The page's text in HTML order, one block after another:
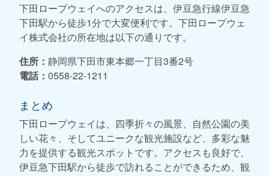
下田ロープウェイへのアクセスは、伊豆急行線伊豆急
下田駅から徒歩1分で大変便利です。下田ロープウェ
イ株式会社の所在地は以下の通りです。
住所： 静岡県下田市東本郷一丁目3番2号
電話： 0558-22-1211
まとめ
下田ロープウェイは、四季折々の風景、自然公園の美
しい花々、そしてユニークな観光施設など、多彩な魅
力を提供する観光スポットです。アクセスも良好で、
伊豆急下田駅から徒歩で訪れることができるため、観